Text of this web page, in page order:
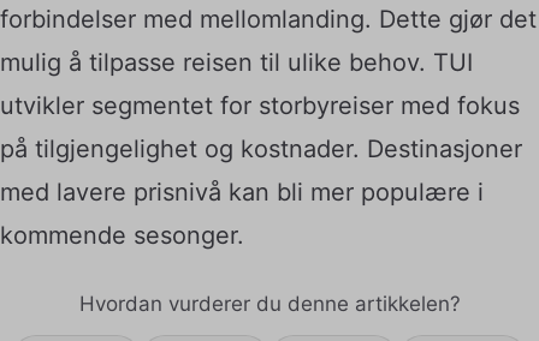
forbindelser med mellomlanding. Dette gjør det
mulig å tilpasse reisen til ulike behov. TUI
utvikler segmentet for storbyreiser med fokus
på tilgjengelighet og kostnader. Destinasjoner
med lavere prisnivå kan bli mer populære i
kommende sesonger.
Hvordan vurderer du denne artikkelen?